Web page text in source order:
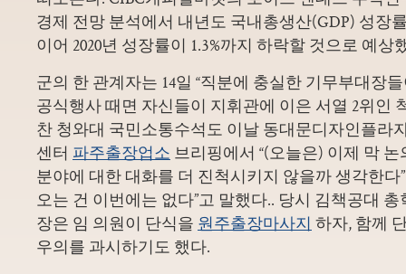
경제 전망 분석에서 내년도 국내총생산(GDP) 성장
이어 2020년 성장률이 1.3%까지 하락할 것으로 예상
군의 한 관계자는 14일 “직분에 충실한 기무부대장
공식행사 때면 자신들이 지휘관에 이은 서열 2위인
찬 청와대 국민소통수석도 이날 동대문디자인플라
센터 파주출장업소 브리핑에서 “(오늘은) 이제 막
분야에 대한 대화를 더 진척시키지 않을까 생각한다
오는 건 이번에는 없다”고 말했다.. 당시 김책공대
장은 임 의원이 단식을 원주출장마사지 하자, 함께
우의를 과시하기도 했다.